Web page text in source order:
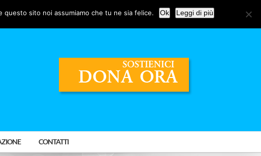
CONTATTI
sito noi assumiamo che tu ne sia felice. Ok Leggi di più